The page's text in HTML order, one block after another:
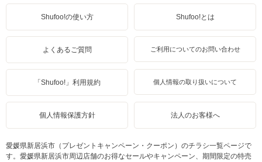
Shufoo!の使い方 Shufoo!とは
よくあるご質問 ご利用についてのお問い合わせ
「Shufoo!」利用規約 個人情報の取り扱いについて
個人情報保護方針 法人のお客様へ
愛媛県新居浜市（プレゼントキャンペーン・クーポン）のチラシ一覧ページで
す。愛媛県新居浜市周辺店舗のお得なセールやキャンペーン、期間限定の特売